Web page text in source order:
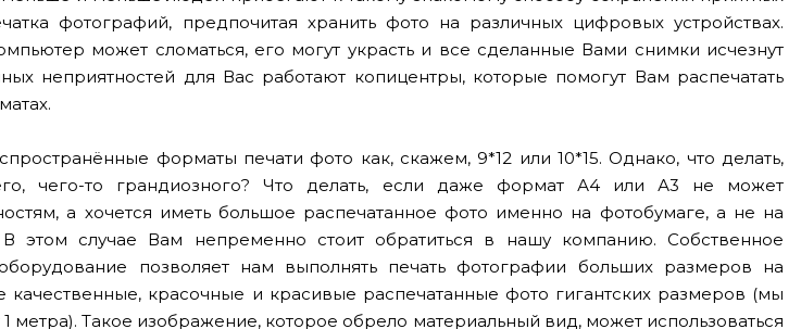
фотографий, предпочитая хранить фото на различных цифровых устройствах.
может сломаться, его могут украсть и все сделанные Вами снимки исчезнут
неприятностей для Вас работают копицентры, которые помогут Вам распечатать
форматы печати фото как, скажем, 9*12 или 10*15. Однако, что делать,
чего-то грандиозного? Что делать, если даже формат А4 или А3 не может
а хочется иметь большое распечатанное фото именно на фотобумаге, а не на
этом случае Вам непременно стоит обратиться в нашу компанию. Собственное
позволяет нам выполнять печать фотографии больших размеров на
качественные, красочные и красивые распечатанные фото гигантских размеров (мы
метра). Такое изображение, которое обрело материальный вид, может использоваться